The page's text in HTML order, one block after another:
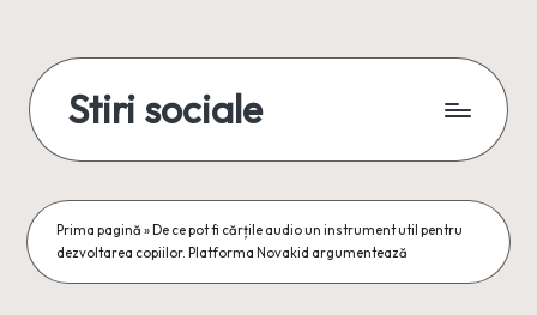
content
Stiri sociale
conexiuni
reale
Prima pagină » De ce pot fi cărțile audio un instrument util pentru
dezvoltarea copiilor. Platforma Novakid argumentează